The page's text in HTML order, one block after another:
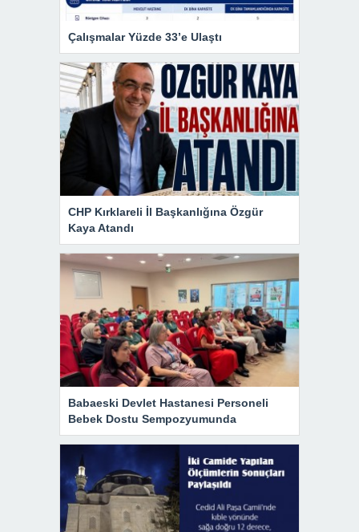
Çalışmalar Yüzde 33’e Ulaştı
CHP Kırklareli İl Başkanlığına Özgür
Kaya Atandı
Babaeski Devlet Hastanesi Personeli
Bebek Dostu Sempozyumunda